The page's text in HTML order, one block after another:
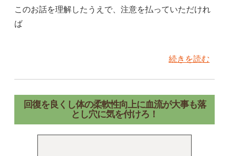
このお話を理解したうえで、注意を払っていただけれ
ば
続きを読む
回復を良くし体の柔軟性向上に血流が大事も落
とし穴に気を付けろ！